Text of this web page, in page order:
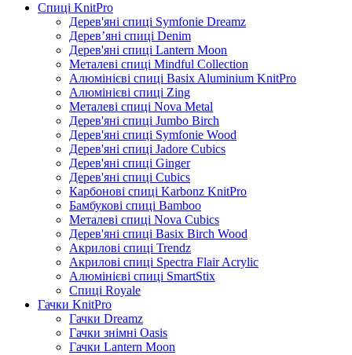
Спиці KnitPro
Дерев'яні спиці Symfonie Dreamz
Дерев’яні спиці Denim
Дерев'яні спиці Lantern Moon
Металеві спиці Mindful Collection
Алюмінієві спиці Basix Aluminium KnitPro
Алюмінієві спиці Zing
Металеві спиці Nova Metal
Дерев'яні спиці Jumbo Birch
Дерев'яні спиці Symfonie Wood
Дерев'яні спиці Jadore Cubics
Дерев'яні спиці Ginger
Дерев'яні спиці Cubics
Карбонові спиці Karbonz KnitPro
Бамбукові спиці Bamboo
Металеві спиці Nova Cubics
Дерев'яні спиці Basix Birch Wood
Акрилові спиці Trendz
Акрилові спиці Spectra Flair Acrylic
Алюмінієві спиці SmartStix
Спиці Royale
Гачки KnitPro
Гачки Dreamz
Гачки знімні Oasis
Гачки Lantern Moon